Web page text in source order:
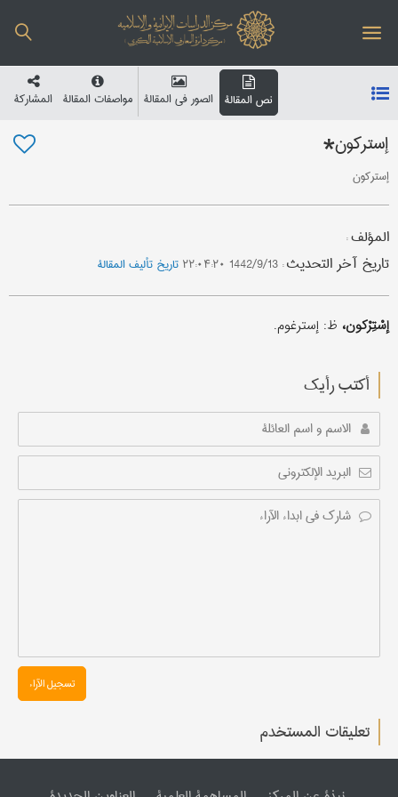
نص المقالة الصور في المقالة مواصفات المقالة المشارکة
إسترکون*
إسترکون
المؤلف:
تاریخ آخر التحدیث: 1442/9/13 ۲۲:۰۴:۲۰ تاریخ تألیف المقالة
إسْتِرْكون، ظ: إسترغوم.
أکتب رأیك
تسجیل الآراء
تعليقات المستخدم